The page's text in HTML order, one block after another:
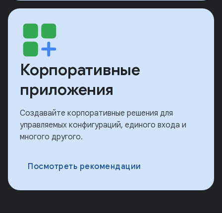
Корпоративные
приложения
Создавайте корпоративные решения для
управляемых конфигураций, единого входа и
многого другого.
Посмотреть рекомендации